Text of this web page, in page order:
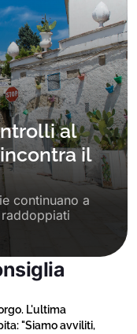
al
il
continuano a
L'ultima
"Siamo avviliti,